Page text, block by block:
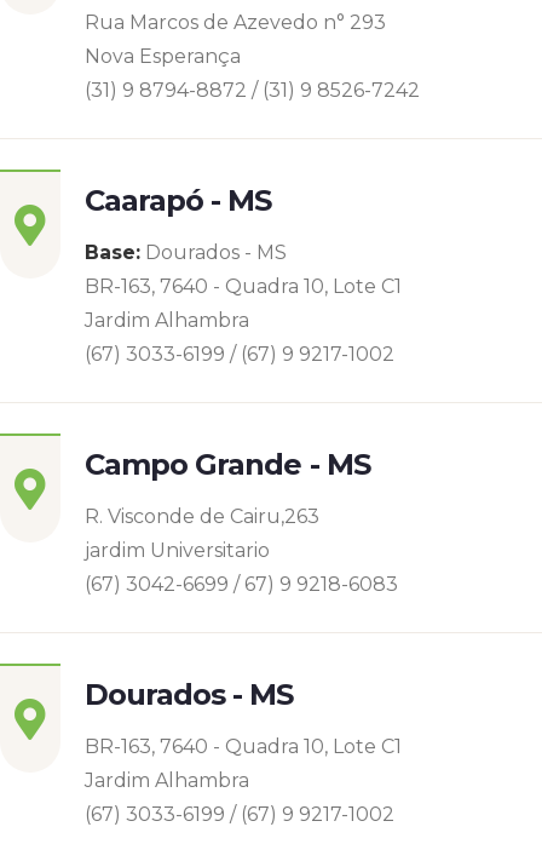
Rua Marcos de Azevedo n° 293
Nova Esperança
(31) 9 8794-8872 / (31) 9 8526-7242
Caarapó - MS
Base: Dourados - MS
BR-163, 7640 - Quadra 10, Lote C1
Jardim Alhambra
(67) 3033-6199 / (67) 9 9217-1002
Campo Grande - MS
R. Visconde de Cairu,263
jardim Universitario
(67) 3042-6699 / 67) 9 9218-6083
Dourados - MS
BR-163, 7640 - Quadra 10, Lote C1
Jardim Alhambra
(67) 3033-6199 / (67) 9 9217-1002